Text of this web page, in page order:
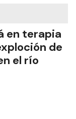
en terapia
de
el río